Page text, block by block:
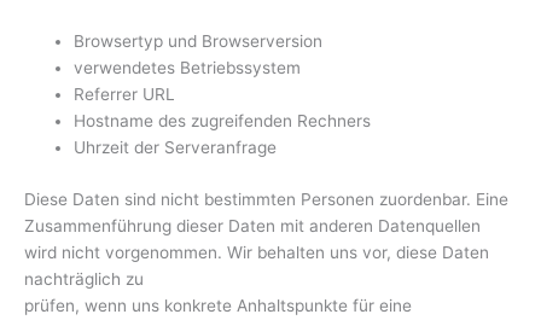
Browsertyp und Browserversion
verwendetes Betriebssystem
Referrer URL
Hostname des zugreifenden Rechners
Uhrzeit der Serveranfrage
Diese Daten sind nicht bestimmten Personen zuordenbar. Eine
Zusammenführung dieser Daten mit anderen Datenquellen
wird nicht vorgenommen. Wir behalten uns vor, diese Daten
nachträglich zu
prüfen, wenn uns konkrete Anhaltspunkte für eine